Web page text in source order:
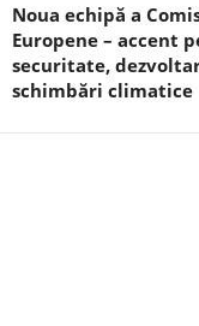
Noua echipă a
Europene – accent
securitate,
schimbări climatice